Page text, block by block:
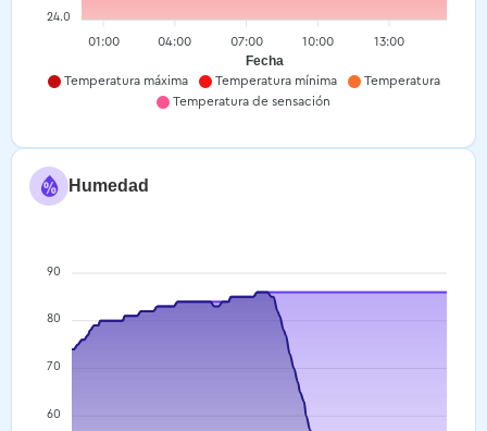
Temperatura máxima Temperatura mínima
Temperatura
Temperatura de sensación
01:00 04:00 07:00 10:00 13:00
Fecha
24.0
Humedad
90
80
70
60